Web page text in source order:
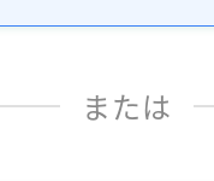
または